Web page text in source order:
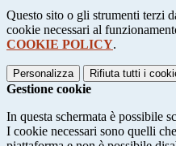
Questo sito o gli strumenti terzi
cookie necessari al
COOKIE POLICY.
Personalizza Rifiuta tutti i
Gestione cookie
In questa schermata è possibile
I cookie necessari sono quelli